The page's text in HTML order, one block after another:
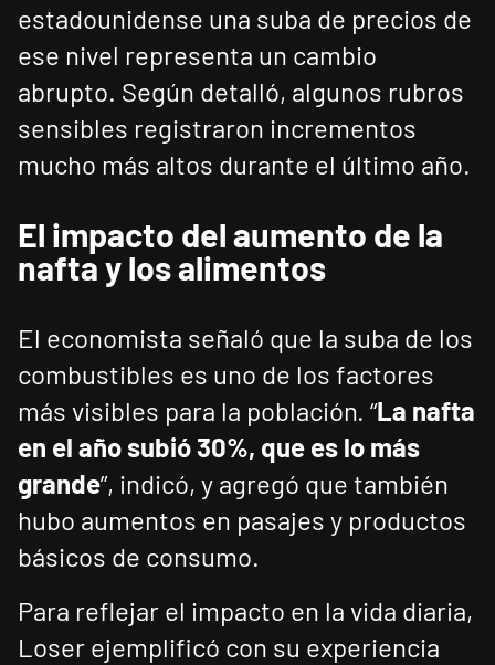
estadounidense una suba de precios de
ese nivel representa un cambio
abrupto. Según detalló, algunos rubros
sensibles registraron incrementos
mucho más altos durante el último año.
El impacto del aumento de la
nafta y los alimentos
El economista señaló que la suba de los
combustibles es uno de los factores
más visibles para la población. “La nafta
en el año subió 30%, que es lo más
grande”, indicó, y agregó que también
hubo aumentos en pasajes y productos
básicos de consumo.
Para reflejar el impacto en la vida diaria,
Loser ejemplificó con su experiencia